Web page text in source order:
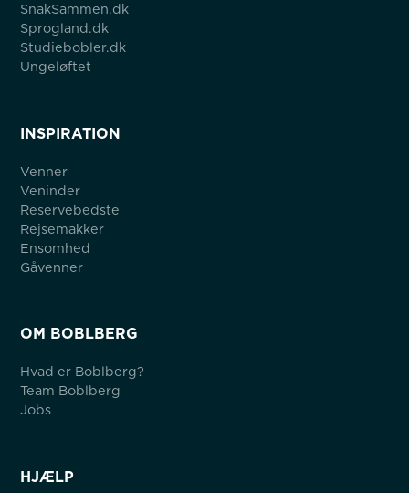
SnakSammen.dk
Sprogland.dk
Studiebobler.dk
Ungeløftet
INSPIRATION
Venner
Veninder
Reservebedste
Rejsemakker
Ensomhed
Gåvenner
OM BOBLBERG
Hvad er Boblberg?
Team Boblberg
Jobs
HJÆLP